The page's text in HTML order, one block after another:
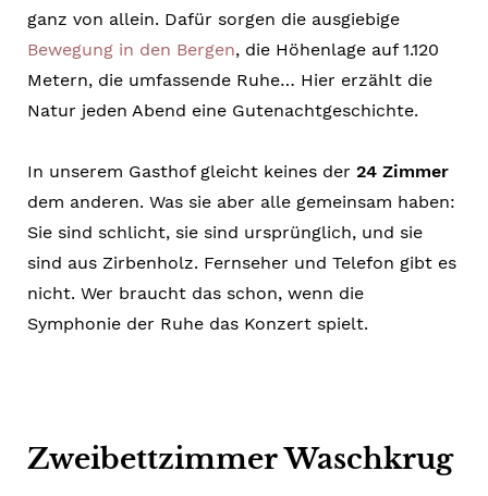
ganz von allein. Dafür sorgen die ausgiebige
Bewegung in den Bergen, die Höhenlage auf 1.120
Metern, die umfassende Ruhe… Hier erzählt die
Natur jeden Abend eine Gutenachtgeschichte.
In unserem Gasthof gleicht keines der 24 Zimmer
dem anderen. Was sie aber alle gemeinsam haben:
Sie sind schlicht, sie sind ursprünglich, und sie
sind aus Zirbenholz. Fernseher und Telefon gibt es
nicht. Wer braucht das schon, wenn die
Symphonie der Ruhe das Konzert spielt.
Zweibettzimmer Waschkrug